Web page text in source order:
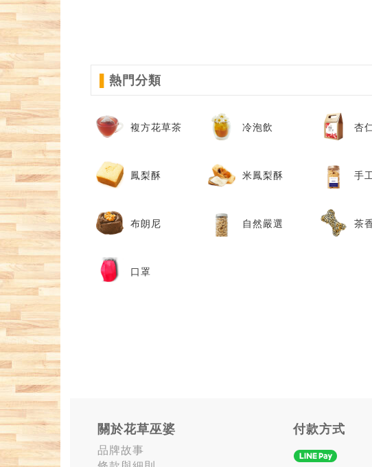
熱門分類
複方花草茶 冷泡飲 杏
鳳梨酥 米鳳梨酥 手
布朗尼 自然嚴選 茶
口罩
關於花草巫婆
品牌故事
付款方式